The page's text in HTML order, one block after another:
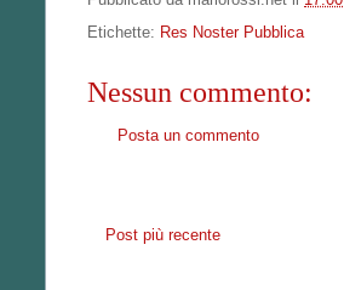
Etichette: Res Noster Pubblica
Nessun commento:
Posta un commento
Post più recente